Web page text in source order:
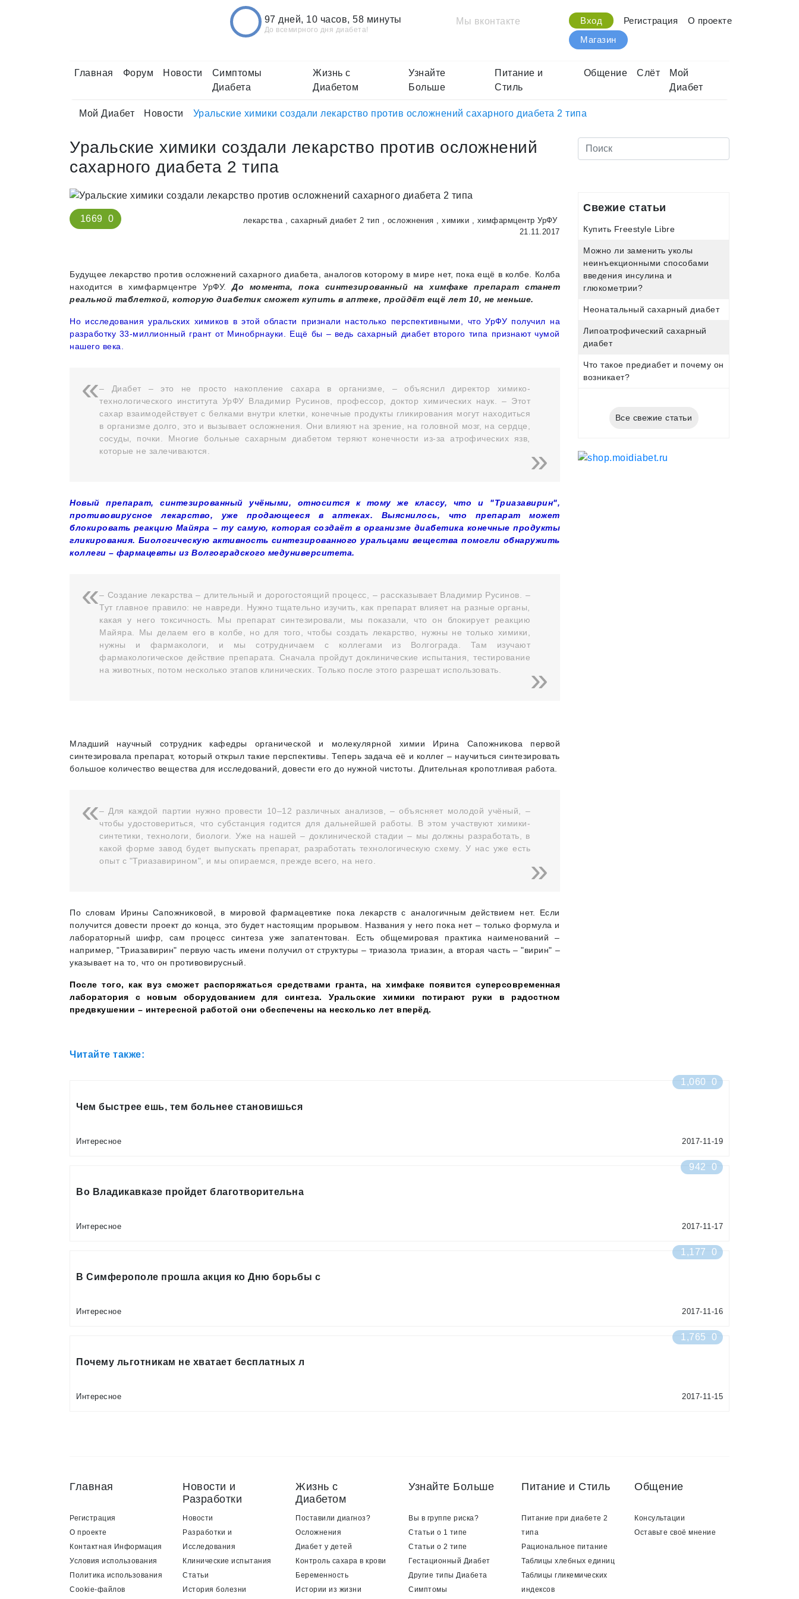
97 дней, 10 часов, 58 минуты
До всемирного дня диабета!
Мы вконтакте Вход Регистрация
О проекте
Магазин
Главная Форум Новости
Симптомы
Диабета
Жизнь с
Диабетом
Узнайте
Больше
Питание и
Стиль
Общение Слёт
Мой
Диабет
Мой Диабет Новости Уральские химики создали лекарство против осложнений сахарного диабета 2 типа
Уральские химики создали лекарство против осложнений
сахарного диабета 2 типа
1669 0 лекарства, сахарный диабет 2 тип , осложнения ,химики , химфармцентр УрФУ
21.11.2017
Будущее лекарство против осложнений сахарного диабета, аналогов которому в мире нет, пока ещё в колбе. Колба
находится в химфармцентре УрФУ.До момента, пока синтезированный на химфаке препарат станет
реальной таблеткой, которую диабетик сможет купить в аптеке, пройдёт ещё лет 10, не меньше.
Но исследования уральских химиков в этой области признали настолько перспективными, что УрФУ получил на
разработку 33-миллионный грант от Минобрнауки. Ещё бы – ведь сахарный диабет второго типа признают чумой
нашего века.
– Диабет – это не просто накопление сахара в организме, – объяснил директор химико-
технологического института УрФУ Владимир Русинов, профессор, доктор химических наук. – Этот
сахар взаимодействует с белками внутри клетки, конечные продукты гликирования могут находиться
в организме долго, это и вызывает осложнения. Они влияют на зрение, на головной мозг, на сердце,
сосуды, почки. Многие больные сахарным диабетом теряют конечности из-за атрофических язв,
которые не залечиваются.
Новый препарат, синтезированный учёными, относится к тому же классу, что и "Триазавирин",
противовирусное лекарство, уже продающееся в аптеках. Выяснилось, что препарат может
блокировать реакцию Майяра – ту самую, которая создаёт в организме диабетика конечные продукты
гликирования. Биологическую активность синтезированного уральцами вещества помогли обнаружить
коллеги – фармацевты из Волгоградского медуниверситета.
– Создание лекарства – длительный и дорогостоящий процесс, – рассказывает Владимир Русинов. –
Тут главное правило: не навреди. Нужно тщательно изучить, как препарат влияет на разные органы,
какая у него токсичность. Мы препарат синтезировали, мы показали, что он блокирует реакцию
Майяра. Мы делаем его в колбе, но для того, чтобы создать лекарство, нужны не только химики,
нужны и фармакологи, и мы сотрудничаем с коллегами из Волгограда. Там изучают
фармакологическое действие препарата. Сначала пройдут доклинические испытания, тестирование
на животных, потом несколько этапов клинических. Только после этого разрешат использовать.
Младший научный сотрудник кафедры органической и молекулярной химии Ирина Сапожникова первой
синтезировала препарат, который открыл такие перспективы. Теперь задача её и коллег – научиться синтезировать
большое количество вещества для исследований, довести его до нужной чистоты. Длительная кропотливая работа.
– Для каждой партии нужно провести 10–12 различных анализов, – объясняет молодой учёный, –
чтобы удостовериться, что субстанция годится для дальнейшей работы. В этом участвуют химики-
синтетики, технологи, биологи. Уже на нашей – доклинической стадии – мы должны разработать, в
какой форме завод будет выпускать препарат, разработать технологическую схему. У нас уже есть
опыт с "Триазавирином", и мы опираемся, прежде всего, на него.
По словам Ирины Сапожниковой, в мировой фармацевтике пока лекарств с аналогичным действием нет. Если
получится довести проект до конца, это будет настоящим прорывом. Названия у него пока нет – только формула и
лабораторный шифр, сам процесс синтеза уже запатентован. Есть общемировая практика наименований –
например, "Триазавирин" первую часть имени получил от структуры – триазола триазин, а вторая часть – "вирин" –
указывает на то, что он противовирусный.
После того, как вуз сможет распоряжаться средствами гранта, на химфаке появится суперсовременная
лаборатория с новым оборудованием для синтеза. Уральские химики потирают руки в радостном
предвкушении – интересной работой они обеспечены на несколько лет вперёд.
Свежие статьи
Купить Freestyle Libre
Можно ли заменить уколы
неинъекционными способами
введения инсулина и
глюкометрии?
Неонатальный сахарный диабет
Липоатрофический сахарный
диабет
Что такое предиабет и почему он
возникает?
Все свежие статьи
Читайте также:
1,060 0
Чем быстрее ешь, тем больнее становишься
Интересное 2017-11-19
942 0
Во Владикавказе пройдет благотворительна
Интересное 2017-11-17
1,177 0
В Симферополе прошла акция ко Дню борьбы с
Интересное 2017-11-16
1,765 0
Почему льготникам не хватает бесплатных л
Интересное 2017-11-15
Главная
Регистрация
О проекте
Контактная Информация
Условия использования
Политика использования
Cookie-файлов
Новости и
Разработки
Новости
Разработки и
Исследования
Клинические испытания
Статьи
История болезни
Жизнь с
Диабетом
Поставили диагноз?
Осложнения
Диабет у детей
Контроль сахара в крови
Беременность
Истории из жизни
Узнайте Больше
Вы в группе риска?
Статьи о 1 типе
Статьи о 2 типе
Гестационный Диабет
Другие типы Диабета
Симптомы
Питание и Стиль
Питание при диабете 2
типа
Рациональное питание
Таблицы хлебных единиц
Таблицы гликемических
индексов
Общение
Консультации
Оставьте своё мнение